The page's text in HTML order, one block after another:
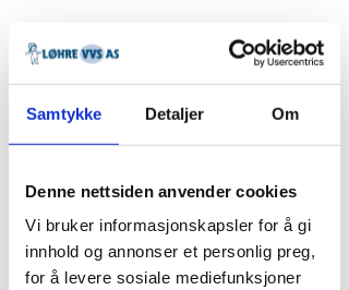
Samtykke Detaljer Om
Denne nettsiden anvender cookies
Vi bruker informasjonskapsler for å gi
innhold og annonser et personlig preg,
for å levere sosiale mediefunksjoner